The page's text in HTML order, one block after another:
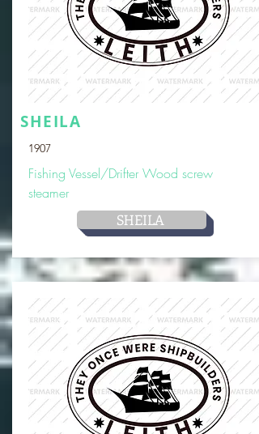
SHEILA
1907
Fishing Vessel/Drifter Wood screw
steamer
SHEILA